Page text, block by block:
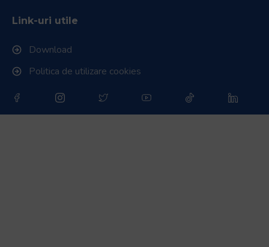
Link-uri utile
Download
Politica de utilizare cookies